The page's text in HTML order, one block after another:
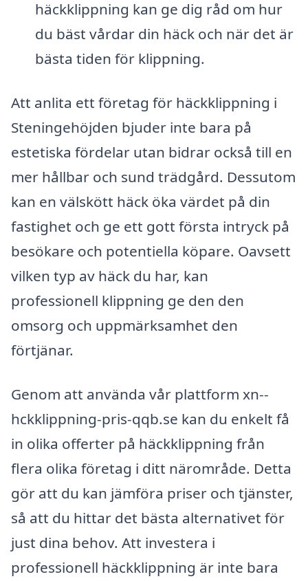
häckklippning kan ge dig råd om hur
du bäst vårdar din häck och när det är
bästa tiden för klippning.
Att anlita ett företag för häckklippning i
Steningehöjden bjuder inte bara på
estetiska fördelar utan bidrar också till en
mer hållbar och sund trädgård. Dessutom
kan en välskött häck öka värdet på din
fastighet och ge ett gott första intryck på
besökare och potentiella köpare. Oavsett
vilken typ av häck du har, kan
professionell klippning ge den den
omsorg och uppmärksamhet den
förtjänar.
Genom att använda vår plattform xn--
hckklippning-pris-qqb.se kan du enkelt få
in olika offerter på häckklippning från
flera olika företag i ditt närområde. Detta
gör att du kan jämföra priser och tjänster,
så att du hittar det bästa alternativet för
just dina behov. Att investera i
professionell häckklippning är inte bara